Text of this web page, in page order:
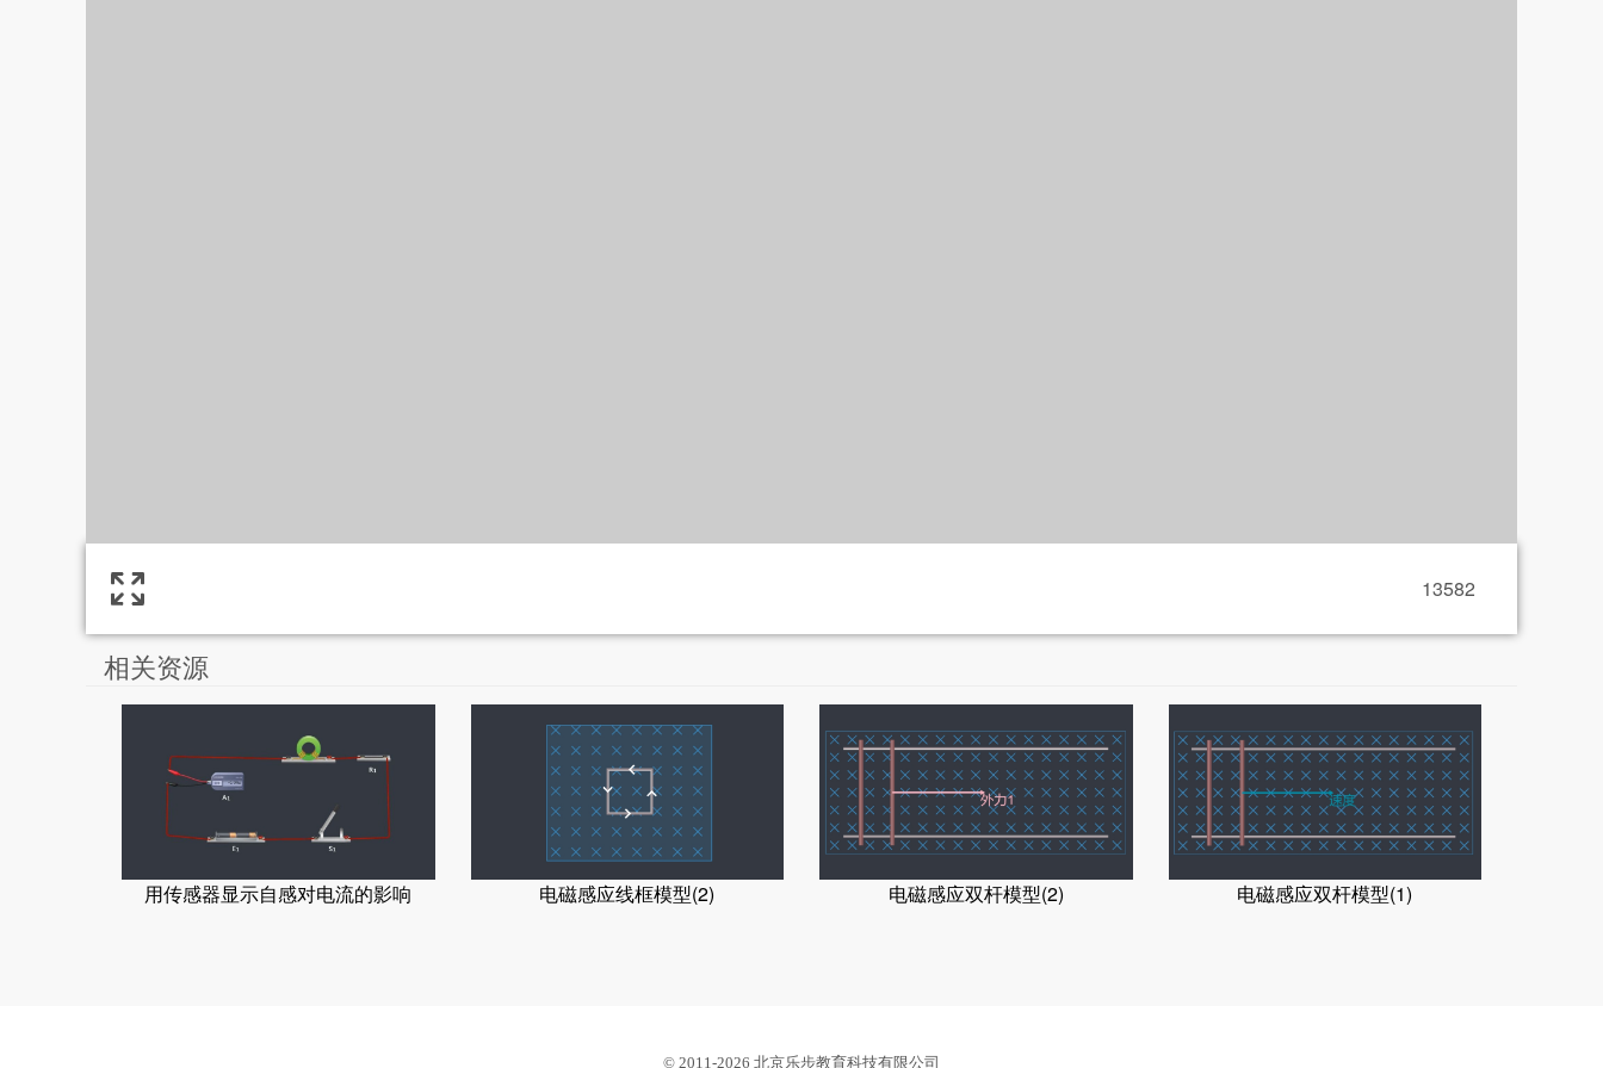
13582
相关资源
用传感器显示自感对电流的影响 电磁感应线框模型(2) 电磁感应双杆模型(2) 电磁感应双杆模型(1)
© 2011-2026 北京乐步教育科技有限公司